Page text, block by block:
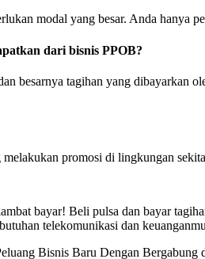
modal yang besar. Anda hanya
dari bisnis PPOB?
besarnya tagihan yang dibayarkan
promosi di lingkungan
bayar! Beli pulsa dan bayar
telekomunikasi dan
Bisnis Baru Dengan Bergabung